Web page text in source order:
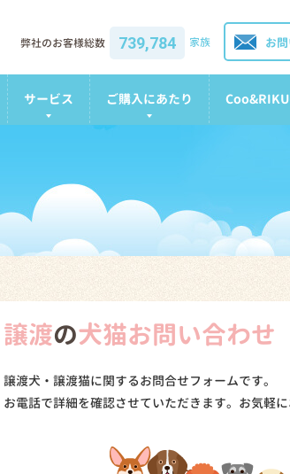
お
弊社のお客様総数 739,784 家族
サービス ご購入にあたり
譲渡の犬猫お問い合わせ
譲渡犬・譲渡猫に関するお問合せフォームです。
お電話で詳細を確認させていただきます。お気軽に